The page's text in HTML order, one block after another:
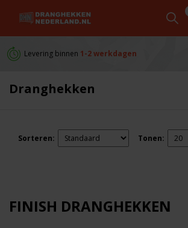
Levering binnen 1-2 werkdagen
Sorteren: Tonen:
Dranghekken
FINISH DRANGHEKKEN